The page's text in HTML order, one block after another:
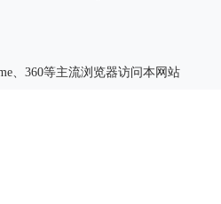
、360等主流浏览器访问本网站